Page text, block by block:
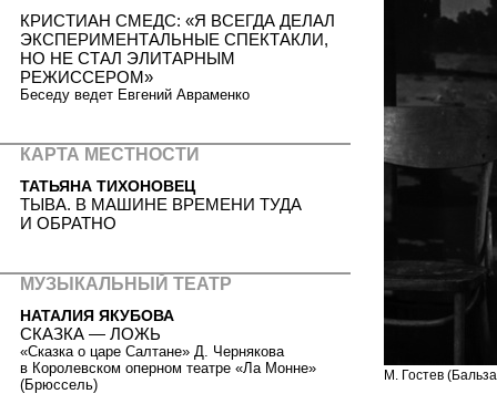
М. Гостев
КРИСТИАН СМЕДС: «Я ВСЕГДА ДЕЛАЛ
ЭКСПЕРИМЕНТАЛЬНЫЕ СПЕКТАКЛИ,
НО НЕ СТАЛ ЭЛИТАРНЫМ
РЕЖИССЕРОМ»
Беседу ведет Евгений Авраменко
КАРТА МЕСТНОСТИ
ТАТЬЯНА ТИХОНОВЕЦ
ТЫВА. В МАШИНЕ ВРЕМЕНИ ТУДА
И ОБРАТНО
МУЗЫКАЛЬНЫЙ ТЕАТР
НАТАЛИЯ ЯКУБОВА
СКАЗКА — ЛОЖЬ
«Сказка о царе Салтане» Д. Чернякова
в Королевском оперном театре «Ла Монне»
(Брюссель)